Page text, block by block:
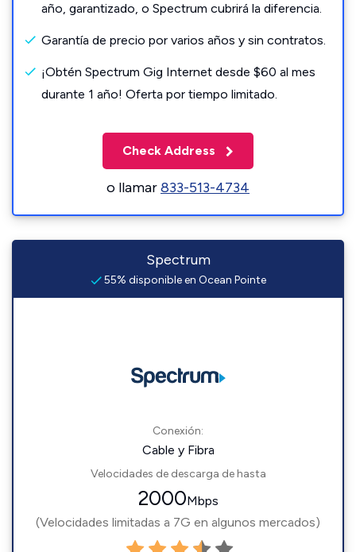
año, garantizado, o Spectrum cubrirá la diferencia.
Garantía de precio por varios años y sin contratos.
¡Obtén Spectrum Gig Internet desde $60 al mes
durante 1 año! Oferta por tiempo limitado.
Check Address
o llamar833-513-4734
Spectrum
55% disponible en Ocean Pointe
Conexión:
Cable y Fibra
Velocidades de descarga de hasta
2000Mbps
(Velocidades limitadas a 7G en algunos mercados)